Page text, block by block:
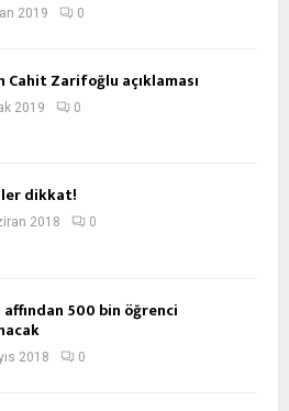
2019 0
Cahit Zarifoğlu açıklaması
2019 0
dikkat!
2018 0
500 bin öğrenci
2018 0